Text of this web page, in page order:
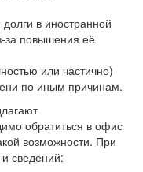
в иностранной
за повышения её
или частично)
по иным причинам.
обратиться в офис
возможности. При
сведений: